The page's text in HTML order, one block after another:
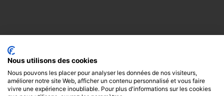
Nous utilisons des cookies
Nous pouvons les placer pour analyser les données de nos visiteurs,
améliorer notre site Web, afficher un contenu personnalisé et vous faire
vivre une expérience inoubliable. Pour plus d'informations sur les cookies